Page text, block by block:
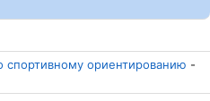
спортивному ориентированию -